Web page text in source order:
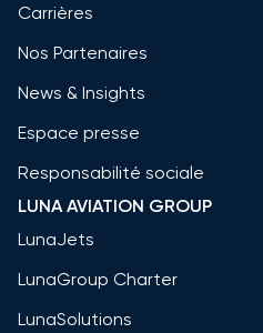
Carrières
Nos Partenaires
News & Insights
Espace presse
Responsabilité sociale
LUNA AVIATION GROUP
LunaJets
LunaGroup Charter
LunaSolutions